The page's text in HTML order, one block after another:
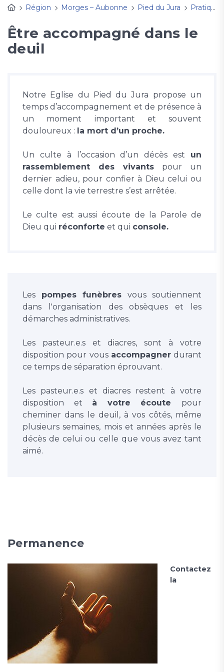
Région
Morges – Aubonne Pied du Jura Pratique
Être accompagné dans le
deuil
Notre Eglise du Pied du Jura propose un
temps d’accompagnement et de présence à
un moment important et souvent
douloureux : la mort d’un proche.
Un culte à l’occasion d’un décès est un
rassemblement des vivants pour un
dernier adieu, pour confier à Dieu celui ou
celle dont la vie terrestre s’est arrêtée.
Le culte est aussi écoute de la Parole de
Dieu qui réconforte et qui console.
Les pompes funèbres vous soutiennent
dans l'organisation des obsèques et les
démarches administratives.
Les pasteur.e.s et diacres, sont à votre
disposition pour vous accompagnerdurant
ce temps de séparation éprouvant.
Les pasteur.e.s et diacres restent à votre
disposition et à votre écoute pour
cheminer dans le deuil, à vos côtés, même
plusieurs semaines, mois et années après le
décès de celui ou celle que vous avez tant
aimé.
Permanence
Contactez
la